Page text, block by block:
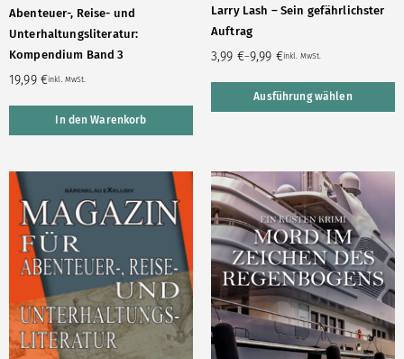
Abenteuer-, Reise- und
Unterhaltungsliteratur:
Kompendium Band 3
19,99 €inkl. MwSt.
In den Warenkorb
Larry Lash – Sein gefährlichster
Auftrag
3,99 €–9,99 €inkl. MwSt.
Ausführung wählen